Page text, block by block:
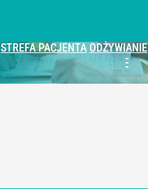
STREFA PACJENTA ODŻYWIANIE